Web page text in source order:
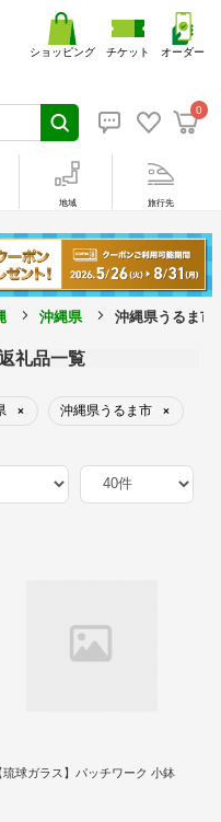
0
ショッピング チケット オーダー
地域 旅行先
沖縄県 沖縄県うるま市
礼品一覧
× 沖縄県うるま市 ×
琉球ガラス】パッチワーク 小鉢